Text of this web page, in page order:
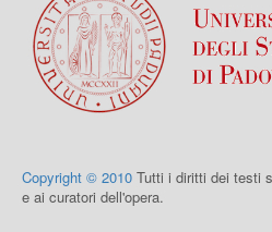
Copyright © 2010 Tutti i diritti dei testi
e ai curatori dell'opera.